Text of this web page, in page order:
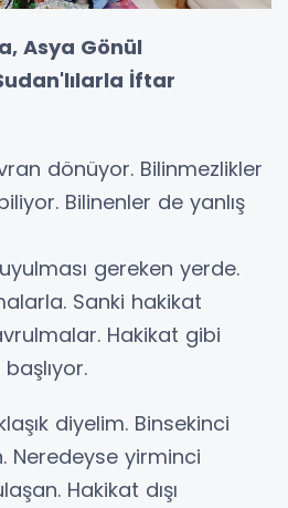
Asya Gönül
İftar
dönüyor. Bilinmezlikler
Bilinenler de yanlış
gereken yerde.
Sanki hakikat
Hakikat gibi
diyelim. Binsekinci
Neredeyse yirminci
Hakikat dışı